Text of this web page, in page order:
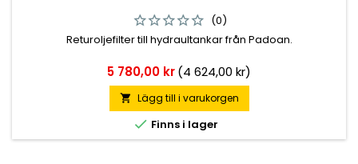
(0)
Returoljefilter till hydraultankar från Padoan.
Pris
5 780,00 kr(4 624,00 kr)
 Lägg till i varukorgen
 Finns i lager